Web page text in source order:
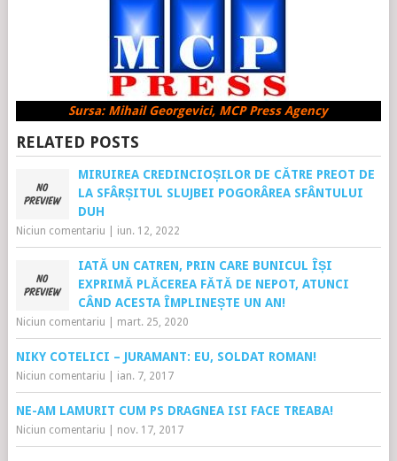
Sursa: Mihail Georgevici, MCP Press Agency
RELATED POSTS
MIRUIREA CREDINCIOȘILOR DE CĂTRE PREOT DE
LA SFÂRȘITUL SLUJBEI POGORÂREA SFÂNTULUI
DUH
Niciun comentariu iun. 12, 2022
IATĂ UN CATREN, PRIN CARE BUNICUL ÎȘI
EXPRIMĂ PLĂCEREA FĂTĂ DE NEPOT, ATUNCI
CÂND ACESTA ÎMPLINEȘTE UN AN!
Niciun comentariu mart. 25, 2020
NIKY COTELICI – JURAMANT: EU, SOLDAT ROMAN!
Niciun comentariu ian. 7, 2017
NE-AM LAMURIT CUM PS DRAGNEA ISI FACE TREABA!
Niciun comentariu nov. 17, 2017